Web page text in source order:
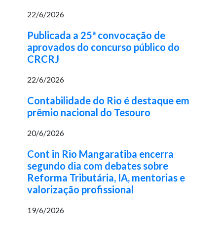
22/6/2026
Publicada a 25ª convocação de
aprovados do concurso público do
CRCRJ
22/6/2026
Contabilidade do Rio é destaque em
prêmio nacional do Tesouro
20/6/2026
Cont in Rio Mangaratiba encerra
segundo dia com debates sobre
Reforma Tributária, IA, mentorias e
valorização profissional
19/6/2026